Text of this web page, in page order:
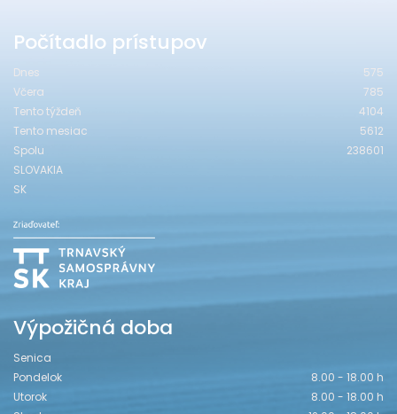
Počítadlo prístupov
Dnes
575
Včera
785
Tento týždeň
4104
Tento mesiac
5612
Spolu
238601
SLOVAKIA
SK
Výpožičná doba
Senica
Pondelok
8.00 - 18.00 h
Utorok
8.00 - 18.00 h